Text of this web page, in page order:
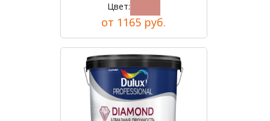
Цвет:
от 1165 руб.